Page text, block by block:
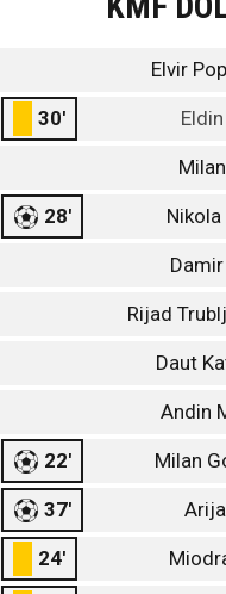
Elvir
30'
28'
Rijad
Daut
Andin
22' Milan
37'
24'